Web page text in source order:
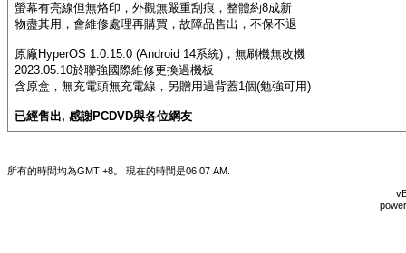
螢幕有亮線但無烙印，外觀無嚴重刮痕，整體約8成新
物盡其用，會維修處理再購買，故障品售出，不保不退
原廠HyperOS 1.0.15.0 (Android 14系統)，無刷機無改機
2023.05.10於聯強國際維修更換過機板
含原盒，無充電頭無充電線，另贈用過背蓋1個(勉強可用)
已經售出, 感謝PCDVD與各位網友
所有的時間均為GMT +8。 現在的時間是06:07 AM